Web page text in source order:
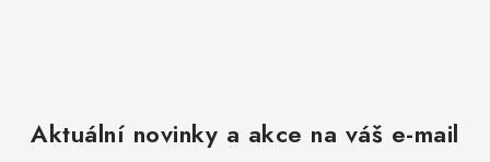
DÁRKOVÉ POUKAZY
Aktuální novinky a akce na váš e-mail